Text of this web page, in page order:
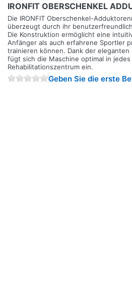
IRONFIT OBERSCHENKEL
Die IRONFIT Oberschenkel-
überzeugt durch ihr
Die Konstruktion ermöglicht eine
Anfänger als auch erfahrene Sportler
trainieren können. Dank der
fügt sich die Maschine optimal in
Rehabilitationszentrum ein.
Geben Sie die erste